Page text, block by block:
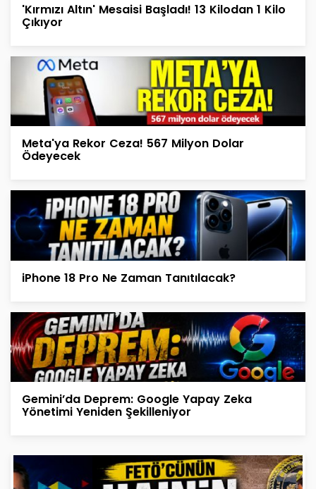
'Kırmızı Altın' Mesaisi Başladı! 13 Kilodan 1 Kilo
Çıkıyor
Meta'ya Rekor Ceza! 567 Milyon Dolar
Ödeyecek
iPhone 18 Pro Ne Zaman Tanıtılacak?
Gemini’da Deprem: Google Yapay Zeka
Yönetimi Yeniden Şekilleniyor